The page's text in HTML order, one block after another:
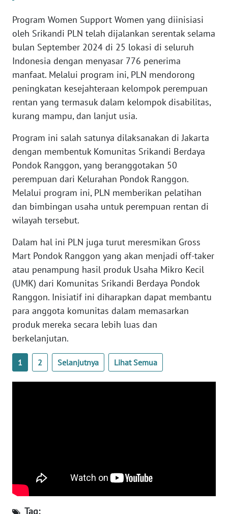
Program Women Support Women yang diinisiasi
oleh Srikandi PLN telah dijalankan serentak selama
bulan September 2024 di 25 lokasi di seluruh
Indonesia dengan menyasar 776 penerima
manfaat. Melalui program ini, PLN mendorong
peningkatan kesejahteraan kelompok perempuan
rentan yang termasuk dalam kelompok disabilitas,
kurang mampu, dan lanjut usia.
Program ini salah satunya dilaksanakan di Jakarta
dengan membentuk Komunitas Srikandi Berdaya
Pondok Ranggon, yang beranggotakan 50
perempuan dari Kelurahan Pondok Ranggon.
Melalui program ini, PLN memberikan pelatihan
dan bimbingan usaha untuk perempuan rentan di
wilayah tersebut.
Dalam hal ini PLN juga turut meresmikan Gross
Mart Pondok Ranggon yang akan menjadi off-taker
atau penampung hasil produk Usaha Mikro Kecil
(UMK) dari Komunitas Srikandi Berdaya Pondok
Ranggon. Inisiatif ini diharapkan dapat membantu
para anggota komunitas dalam memasarkan
produk mereka secara lebih luas dan
berkelanjutan.
1 2 Selanjutnya Lihat Semua
Tag:
SULTENG
WN
SULBAR
WN
BABEL
WN
WN
SUMSEL
WN
BENGKULU
LAMPUNG
WN
JATENG
WN
NUSANTARA
JOGJA
WN
WN
KALTENG